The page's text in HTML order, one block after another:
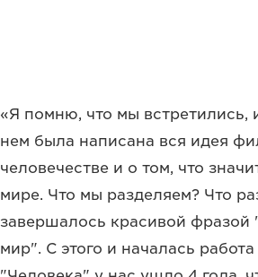
«Я помню, что мы встретились,
нем была написана вся идея
человечестве и о том, что
мире. Что мы разделяем? Что
завершалось красивой
мир". С этого и началась